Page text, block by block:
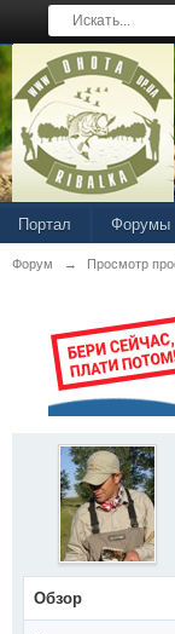
Портал Форумы
Форум → Просмотр
Обзор